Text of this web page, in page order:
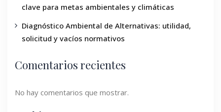
clave para metas ambientales y climáticas
Diagnóstico Ambiental de Alternativas: utilidad,
solicitud y vacíos normativos
Comentarios recientes
No hay comentarios que mostrar.